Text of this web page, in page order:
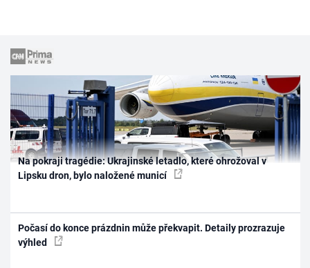
Na pokraji tragédie: Ukrajinské letadlo, které ohrožoval v
Lipsku dron, bylo naložené municí
Počasí do konce prázdnin může překvapit. Detaily prozrazuje
výhled